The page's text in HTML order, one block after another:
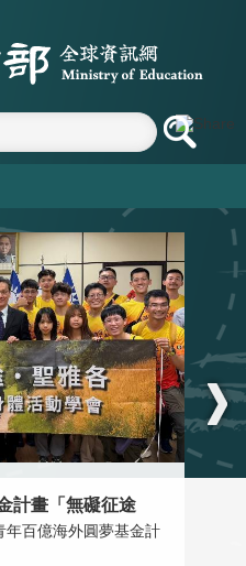
計畫「無礙征途
年百億海外圓夢基金計